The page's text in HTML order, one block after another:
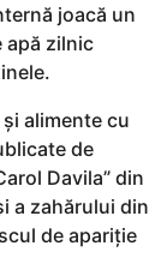
joacă un
apă zilnic
alimente cu
de
Davila” din
a zahărului din
de apariție